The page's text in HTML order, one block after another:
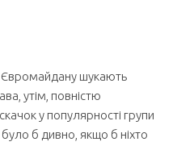
Євромайдану шукають
утім, повністю
у популярності групи
б дивно, якщо б ніхто